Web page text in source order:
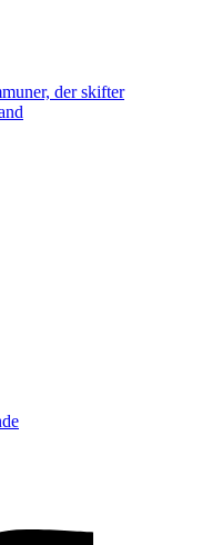
der skifter